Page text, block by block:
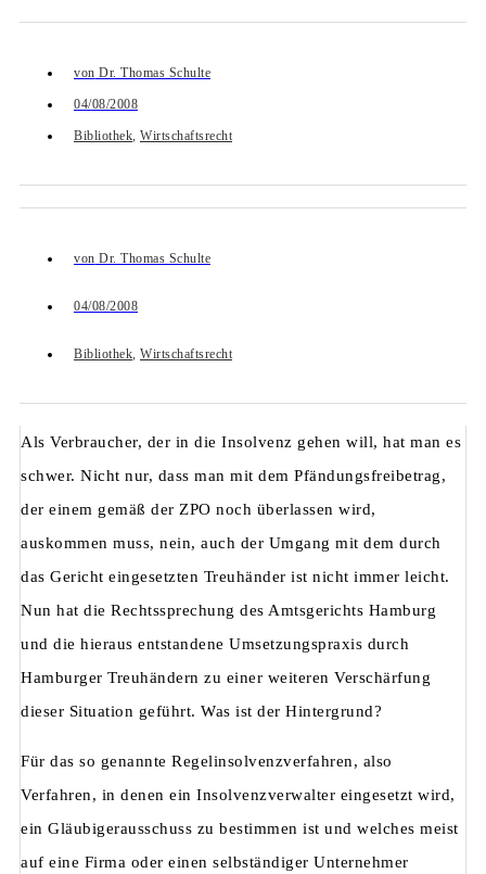
von Dr. Thomas Schulte
04/08/2008
Bibliothek, Wirtschaftsrecht
von Dr. Thomas Schulte
04/08/2008
Bibliothek, Wirtschaftsrecht
Als Verbraucher, der in die Insolvenz gehen will, hat man es
schwer. Nicht nur, dass man mit dem Pfändungsfreibetrag,
der einem gemäß der ZPO noch überlassen wird,
auskommen muss, nein, auch der Umgang mit dem durch
das Gericht eingesetzten Treuhänder ist nicht immer leicht.
Nun hat die Rechtssprechung des Amtsgerichts Hamburg
und die hieraus entstandene Umsetzungspraxis durch
Hamburger Treuhändern zu einer weiteren Verschärfung
dieser Situation geführt. Was ist der Hintergrund?
Für das so genannte Regelinsolvenzverfahren, also
Verfahren, in denen ein Insolvenzverwalter eingesetzt wird,
ein Gläubigerausschuss zu bestimmen ist und welches meist
auf eine Firma oder einen selbständiger Unternehmer